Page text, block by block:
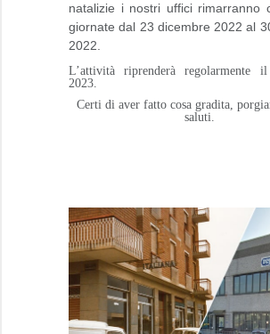
natalizie i nostri uffici rimarranno
giornate dal 23 dicembre 2022 al
2022.
L’attività riprenderà regolarmente
2023.
Certi di aver fatto cosa gradita,
saluti.